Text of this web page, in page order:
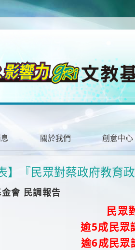
關於我們 創意中心
】『民眾對蔡政府教育
會 民調報告
民眾
逾5成民眾
逾6成民眾